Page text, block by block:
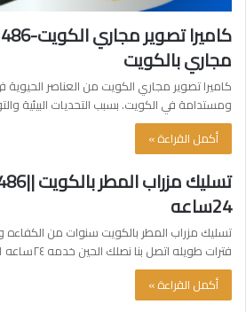
مجاري بالكويت
كاميرا تصوير مجاري الكويت من العناصر الحيوية
ومستدامة في الكويت. بسبب التحديات البيئية
أكمل القراءة »
24ساعه
تسليك مزراب المطر بالكويت سنوات من الكفاءه
فترات طويله اتصل بنا نصلك الحين خدمه ٢٤ساعه 1.…
أكمل القراءة »